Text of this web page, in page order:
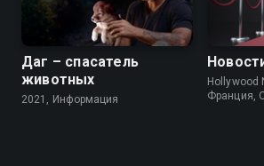
Даг – спасатель
животных
2021, Информация
Hollywood
Франция,